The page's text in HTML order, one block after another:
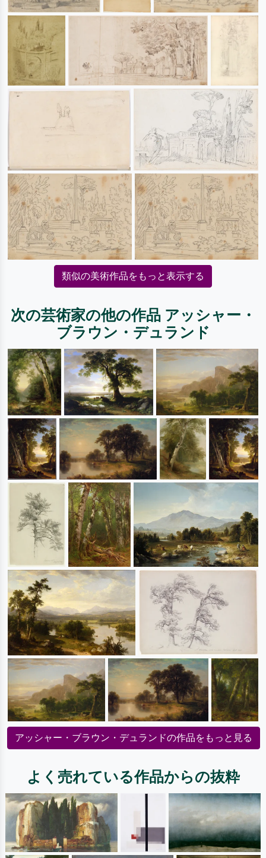
類似の美術作品をもっと表示する
次の芸術家の他の作品 アッシャー・
ブラウン・デュランド
アッシャー・ブラウン・デュランドの作品をもっと見る
よく売れている作品からの抜粋